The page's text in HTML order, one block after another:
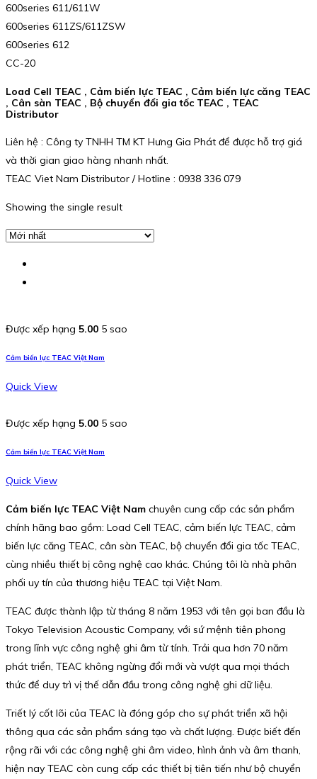
600series 611/611W
600series 611ZS/611ZSW
600series 612
CC-20
Load Cell TEAC , Cảm biến lực TEAC , Cảm biến lực căng TEAC
, Cân sàn TEAC , Bộ chuyển đổi gia tốc TEAC , TEAC
Distributor
Liên hệ : Công ty TNHH TM KT Hưng Gia Phát để được hỗ trợ giá
và thời gian giao hàng nhanh nhất.
TEAC Viet Nam Distributor / Hotline : 0938 336 079
Showing the single result
Được xếp hạng 5.00 5 sao
Cảm biến lực TEAC Việt Nam
Quick View
Được xếp hạng 5.00 5 sao
Cảm biến lực TEAC Việt Nam
Quick View
Cảm biến lực TEAC Việt Nam chuyên cung cấp các sản phẩm
chính hãng bao gồm: Load Cell TEAC, cảm biến lực TEAC, cảm
biến lực căng TEAC, cân sàn TEAC, bộ chuyển đổi gia tốc TEAC,
cùng nhiều thiết bị công nghệ cao khác. Chúng tôi là nhà phân
phối uy tín của thương hiệu TEAC tại Việt Nam.
TEAC được thành lập từ tháng 8 năm 1953 với tên gọi ban đầu là
Tokyo Television Acoustic Company, với sứ mệnh tiên phong
trong lĩnh vực công nghệ ghi âm từ tính. Trải qua hơn 70 năm
phát triển, TEAC không ngừng đổi mới và vượt qua mọi thách
thức để duy trì vị thế dẫn đầu trong công nghệ ghi dữ liệu.
Triết lý cốt lõi của TEAC là đóng góp cho sự phát triển xã hội
thông qua các sản phẩm sáng tạo và chất lượng. Được biết đến
rộng rãi với các công nghệ ghi âm video, hình ảnh và âm thanh,
hiện nay TEAC còn cung cấp các thiết bị tiên tiến như bộ chuyển